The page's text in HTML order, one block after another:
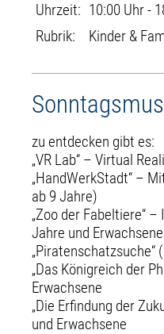
Uhrzeit: 10:00 Uhr -
Rubrik:
Kinder &
zu entdecken gibt es:
„VR Lab“ – Virtual
„HandWerkStadt“ –
ab 9 Jahre)
„Zoo der Fabeltiere“
Jahre und Erwachsene
„Piratenschatzsuche“
„Das Königreich der
Erwachsene
„Die Erfindung der
und Erwachsene